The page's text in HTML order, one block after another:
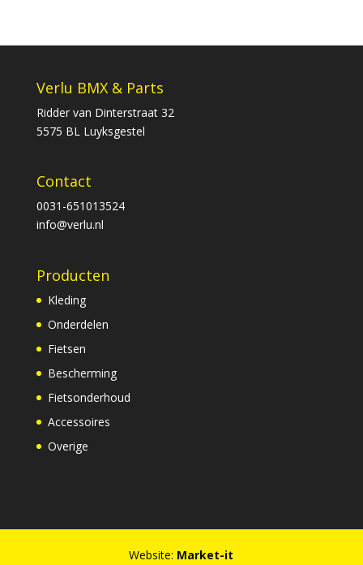
Verlu BMX & Parts
Ridder van Dinterstraat 32
5575 BL Luyksgestel
Contact
0031-651013524
info@verlu.nl
Producten
Kleding
Onderdelen
Fietsen
Bescherming
Fietsonderhoud
Accessoires
Overige
Website: Market-it